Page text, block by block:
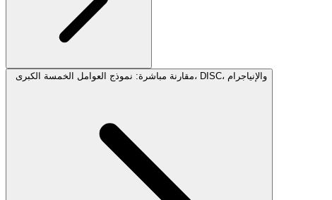
مقارنة مباشرة: نموذج العوامل الخمسة الكبرى، DISC، والإنياجرام